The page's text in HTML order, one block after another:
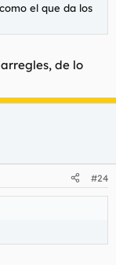
el que da los
de lo
#24